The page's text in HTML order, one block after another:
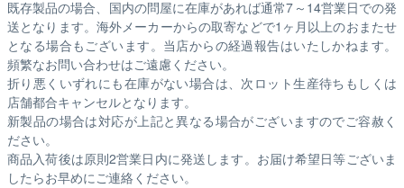
既存製品の場合、国内の問屋に在庫があれば通常7～14営業日での発
送となります。海外メーカーからの取寄などで1ヶ月以上のおまたせ
となる場合もございます。 当店からの経過報告はいたしかねます。
頻繁なお問い合わせはご遠慮ください。
折り悪くいずれにも在庫がない場合は、次ロット生産待ちもしくは
店舗都合キャンセルとなります。
新製品の場合は対応が上記と異なる場合がございますのでご容赦く
ださい。
商品入荷後は原則2営業日内に発送します。お届け希望日等ございま
したらお早めにご連絡ください。